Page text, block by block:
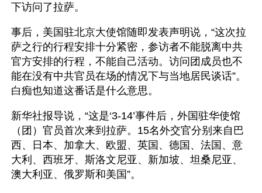
下访问了拉萨。
事后，美国驻北京大使馆随即发表声明说，“这次拉
萨之行的行程安排十分紧密，参访者不能脱离中共
官方安排的行程，不能自己活动。访问团成员也不
能在没有中共官员在场的情况下与当地居民谈话”。
白痴也知道这番话是什么意思。
新华社报导说，“这是‘3-14’事件后，外国驻华使馆
（团）官员首次来到拉萨。15名外交官分别来自巴
西、日本、加拿大、欧盟、英国、德国、法国、意
大利、西班牙、斯洛文尼亚、新加坡、坦桑尼亚、
澳大利亚、俄罗斯和美国”。